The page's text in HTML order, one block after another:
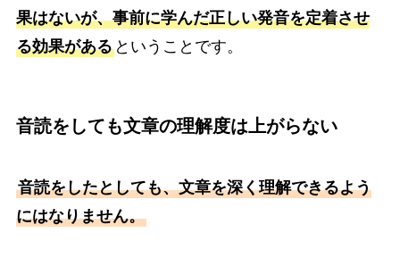
果はないが、事前に学んだ正しい発音を定着させ
る効果があるということです。
音読をしても文章の理解度は上がらない
音読をしたとしても、文章を深く理解できるよう
にはなりません。